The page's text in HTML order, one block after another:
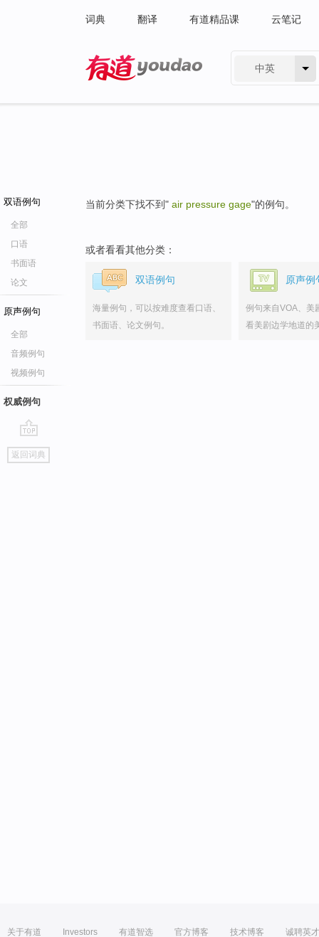
词典 翻译 有道精品课 云笔记
中英
双语例句
全部
口语
书面语
论文
原声例句
全部
音频例句
视频例句
权威例句
go
top
返回词典
当前分类下找不到" air pressure gage"的例句。
或者看看其他分类：
双语例句
海量例句，可以按难度查看口语、
书面语、论文例句。
原声例
例句来自VOA、美
看美剧边学地道的
关于有道 Investors 有道智选 官方博客 技术博客 诚聘英才